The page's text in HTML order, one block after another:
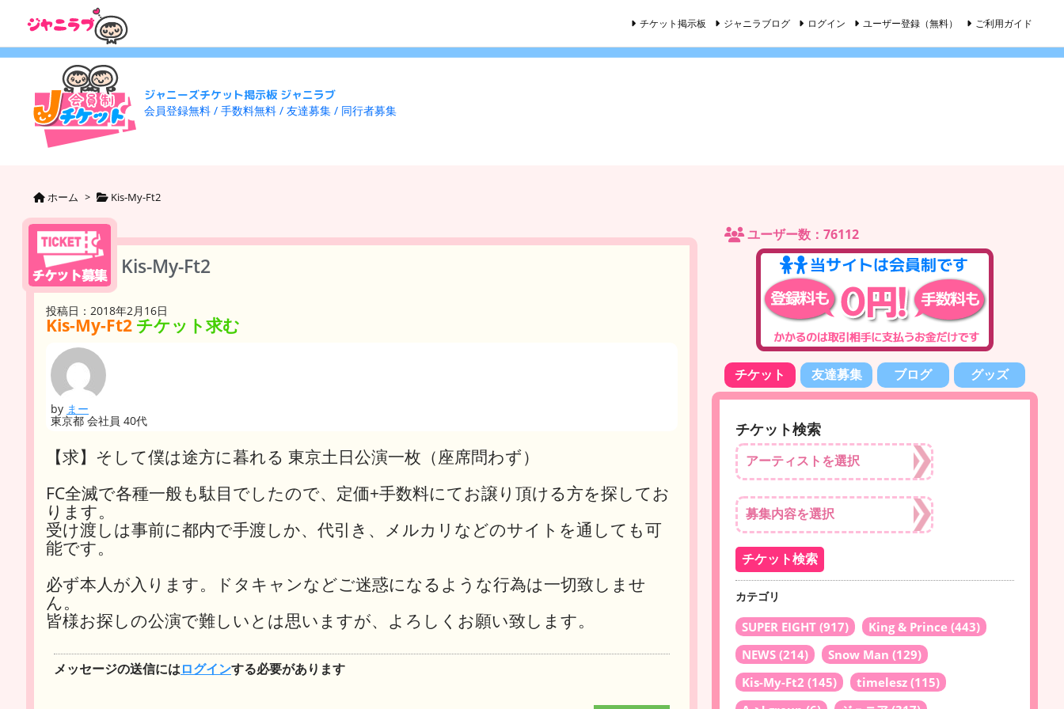
ジャニーズチケット掲示板 ジャニラブ
会員登録無料 / 手数料無料 / 友達募集 / 同行者募集
チケット掲示板 ジャニラブログ ログイン ユーザー登録（無料） ご利用ガイド
ホーム > Kis-My-Ft2
Kis-My-Ft2
投稿日：2018年2月16日
Kis-My-Ft2 チケット求む
by まー
東京都 会社員 40代
【求】そして僕は途方に暮れる 東京土日公演一枚（座席問わず）
FC全滅で各種一般も駄目でしたので、定価+手数料にてお譲り頂ける方を探してお
ります。
受け渡しは事前に都内で手渡しか、代引き、メルカリなどのサイトを通しても可
能です。
必ず本人が入ります。ドタキャンなどご迷惑になるような行為は一切致しませ
ん。
皆様お探しの公演で難しいとは思いますが、よろしくお願い致します。
メッセージの送信にはログインする必要があります
ユーザー数：76112
チケット 友達募集 ブログ グッズ
チケット検索
カテゴリ
SUPER EIGHT (917) King & Prince (443)
NEWS (214) Snow Man (129)
Kis-My-Ft2 (145) timelesz (115)